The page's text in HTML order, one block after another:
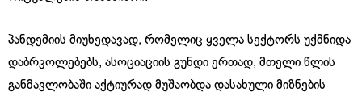
პანდემიის მიუხედავად, რომელიც ყველა სექტორს უქმნიდა
დაბრკოლებებს, ასოციაციის გუნდი ერთად, მთელი წლის
განმავლობაში აქტიურად მუშაობდა დასახული მიზნების